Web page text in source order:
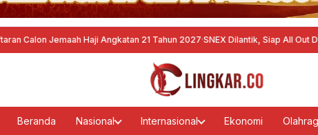
Jemaah Haji Angkatan 21 Tahun 2027·SNEX Dilantik, Siap All Out Dukung
Beranda Nasional Internasional Ekonomi